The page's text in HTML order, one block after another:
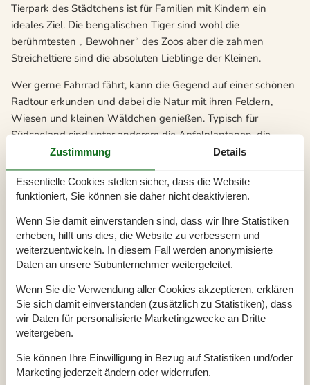
Tierpark des Städtchens ist für Familien mit Kindern ein
ideales Ziel. Die bengalischen Tiger sind wohl die
berühmtesten „ Bewohner“ des Zoos aber die zahmen
Streicheltiere sind die absoluten Lieblinge der Kleinen.
Wer gerne Fahrrad fährt, kann die Gegend auf einer schönen
Radtour erkunden und dabei die Natur mit ihren Feldern,
Wiesen und kleinen Wäldchen genießen. Typisch für
Südseeland sind unter anderem die Apfelplantagen, die
besonders während der Blüte und der Ernte einen Besuch
wert sind.
Die Insel Enø ist mit Seeland über eine kleine Klappbrücke
südliche Teil des Eilandes wurde zum Vogelschutzgebiet
erklärt und wer sich mit Fernglas hierher begibt, wird mit
Sicherheit interessante, lehrreiche Eindrücke sammeln. Mit
Schöne, gemeinsame Unternehmungen für die ganze Familie
während eines Aufenthaltes in Karrebæksminde sind
Minigolfspielen oder Kanufahrten auf dem kleinen Flüsschen
Susåen. Für mehr Action gibt es den Vergnügungspark
Bonbonland, wo 70 verschiedene Aktivitäten und
Zustimmung Details
Essentielle Cookies stellen sicher, dass die Website
funktioniert, Sie können sie daher nicht deaktivieren.
Wenn Sie damit einverstanden sind, dass wir Ihre Statistiken
erheben, hilft uns dies, die Website zu verbessern und
weiterzuentwickeln. In diesem Fall werden anonymisierte
Daten an unsere Subunternehmer weitergeleitet.
Wenn Sie die Verwendung aller Cookies akzeptieren, erklären
Sie sich damit einverstanden (zusätzlich zu Statistiken), dass
wir Daten für personalisierte Marketingzwecke an Dritte
weitergeben.
Sie können Ihre Einwilligung in Bezug auf Statistiken und/oder
Marketing jederzeit ändern oder widerrufen.